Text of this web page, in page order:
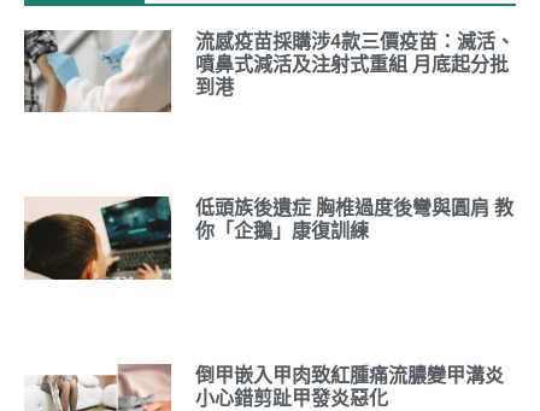
流感疫苗採購涉4款三價疫苗：滅活、
噴鼻式減活及注射式重組 月底起分批
到港
低頭族後遺症 胸椎過度後彎與圓肩 教
你「企鵝」康復訓練
倒甲嵌入甲肉致紅腫痛流膿變甲溝炎
小心錯剪趾甲發炎惡化